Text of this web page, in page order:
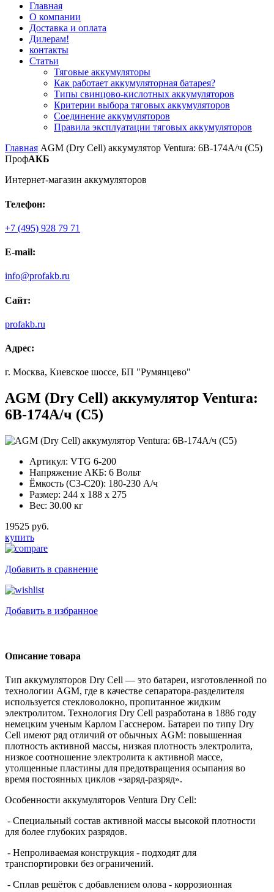
Главная
О компании
Доставка и оплата
Дилерам!
контакты
Статьи
Тяговые аккумуляторы
Как работает аккумуляторная батарея?
Типы свинцово-кислотных аккумуляторов
Критерии выбора тяговых аккумуляторов
Соединение аккумуляторов
Правила эксплуатации тяговых аккумуляторов
Главная AGM (Dry Cell) аккумулятор Ventura: 6В-174А/ч (С5)
ПрофАКБ
Интернет-магазин аккумуляторов
Телефон:
+7 (495) 928 79 71
E-mail:
info@profakb.ru
Сайт:
profakb.ru
Адрес:
г. Москва, Киевское шоссе, БП "Румянцево"
AGM (Dry Cell) аккумулятор Ventura:
6В-174А/ч (С5)
Артикул: VTG 6-200
Напряжение АКБ: 6 Вольт
Ёмкость (С3-С20): 180-230 А/ч
Размер: 244 x 188 x 275
Вес: 30.00 кг
19525 руб.
купить
Добавить в сравнение
Добавить в избранное
Описание товара
Тип аккумуляторов Dry Cell — это батареи, изготовленной по
технологии AGM, где в качестве сепаратора-разделителя
используется стекловолокно, пропитанное жидким
электролитом. Технология Dry Cell разработана в 1886 году
немецким ученым Карлом Гасснером. Батареи по типу Dry
Cell имеют ряд отличий от обычных AGM: повышенная
плотность активной массы, низкая плотность электролита,
низкое соотношение электролита к активной массе,
утолщенные пластины для предотвращения осыпания во
время постоянных циклов «заряд-разряд».
Особенности аккумуляторов Ventura Dry Cell:
- Специальный состав активной массы высокой плотности
для более глубоких разрядов.
- Непроливаемая конструкция - подходят для
транспортировки без ограничений.
- Сплав решёток с добавлением олова - коррозионная